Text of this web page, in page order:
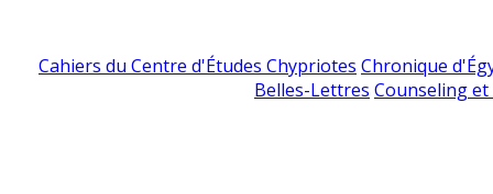
Cahiers du Centre d'Études Chypriotes Chronique
Belles-Lettres Counseling